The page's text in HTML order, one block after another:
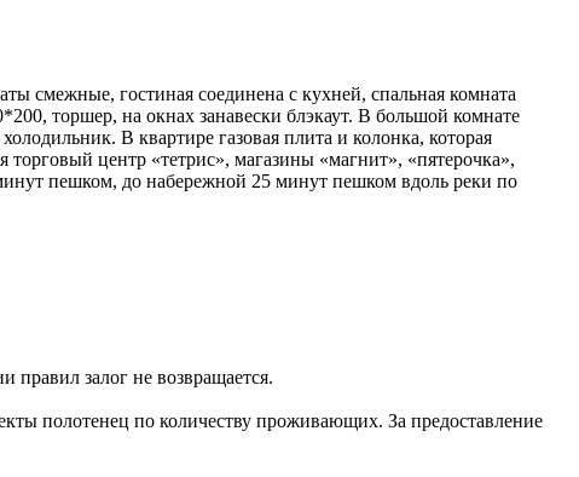
смежные, гостиная соединена с кухней, спальная комната
торшер, на окнах занавески блэкаут. В большой комнате
В квартире газовая плита и колонка, которая
центр «тетрис», магазины «магнит», «пятерочка»,
пешком, до набережной 25 минут пешком вдоль реки по
правил залог не возвращается.
полотенец по количеству проживающих. За предоставление